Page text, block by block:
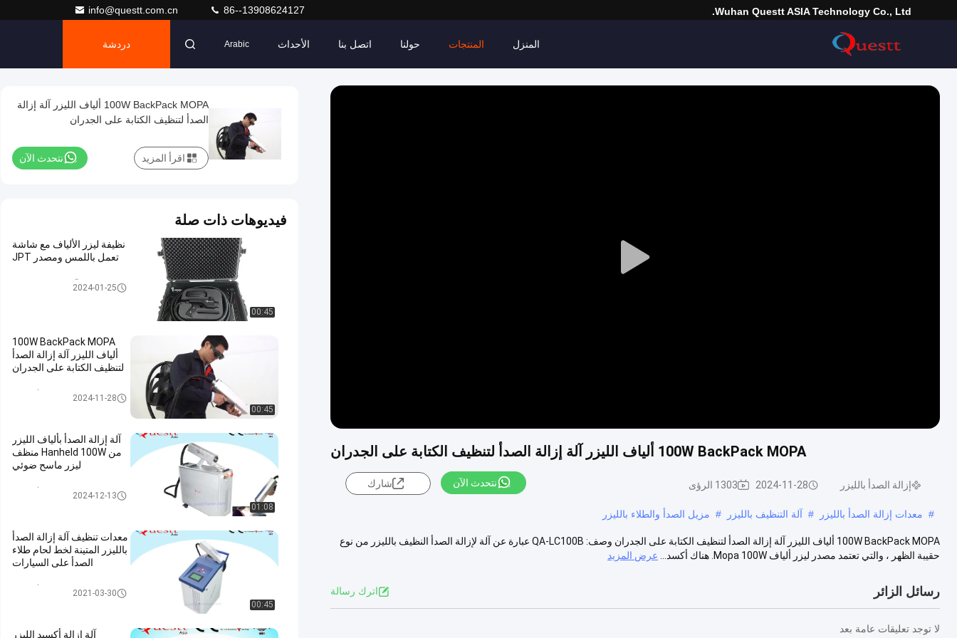
Wuhan Questt ASIA Technology Co., Ltd.
info@questt.com.cn 86--13908624127
المنزل المنتجات حولنا اتصل بنا الأحداث Arabic دردشة
Play
100W BackPack MOPA ألياف الليزر آلة إزالة الصدأ لتنظيف الكتابة على الجدران
إزالة الصدأ بالليزر 2024-11-28 1303 الرؤى نتحدث الآن شارك
# معدات إزالة الصدأ بالليزر # آلة التنظيف بالليزر # مزيل الصدأ والطلاء بالليزر
100W BackPack MOPA ألياف الليزر آلة إزالة الصدأ لتنظيف الكتابة على الجدران وصف: QA-LC100B عبارة عن آلة لإزالة الصدأ النظيف بالليزر من نوع
حقيبة الظهر ، والتي تعتمد مصدر ليزر ألياف Mopa 100W. هناك أكسد...
عرض المزيد
رسائل الزائر اترك رسالة
لا توجد تعليقات عامة بعد
100W BackPack MOPA ألياف الليزر آلة إزالة
الصدأ لتنظيف الكتابة على الجدران
نتحدث الآن اقرأ المزيد
فيديوهات ذات صلة
00:45
نظيفة ليزر الألياف مع شاشة
تعمل باللمس ومصدر JPT
آلة التنظيف بالليزر2024-01-25
00:45
100W BackPack MOPA
ألياف الليزر آلة إزالة الصدأ
لتنظيف الكتابة على الجدران
2024-11-28
01:08
آلة إزالة الصدأ بألياف الليزر
من Hanheld 100W منظف
ليزر ماسح ضوئي
2024-12-13
00:45
معدات تنظيف آلة إزالة الصدأ
بالليزر المتينة لخط لحام طلاء
الصدأ على السيارات
2021-03-30
آلة إزالة أكسيد الليزر